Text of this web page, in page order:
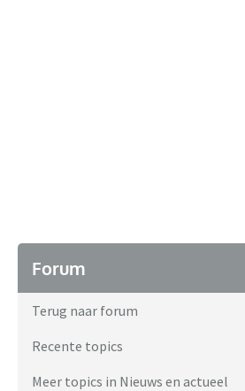
Forum
Terug naar forum
Recente topics
Meer topics in Nieuws en actueel